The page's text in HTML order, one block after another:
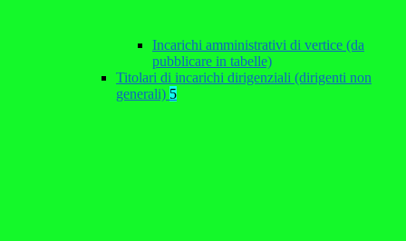
Incarichi amministrativi di vertice (da
pubblicare in tabelle)
Titolari di incarichi dirigenziali (dirigenti non
generali) 5